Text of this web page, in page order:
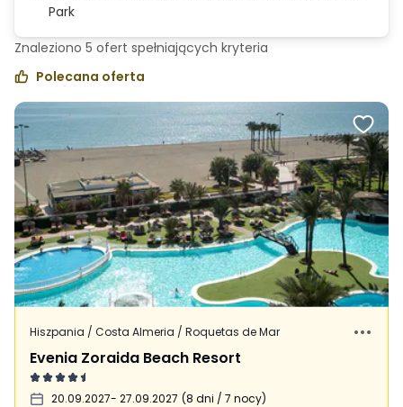
Park
Znaleziono 5 ofert spełniających kryteria
Polecana oferta
Hiszpania / Costa Almeria / Roquetas de Mar
Evenia Zoraida Beach Resort
20.09.2027- 27.09.2027 (8 dni / 7 nocy)